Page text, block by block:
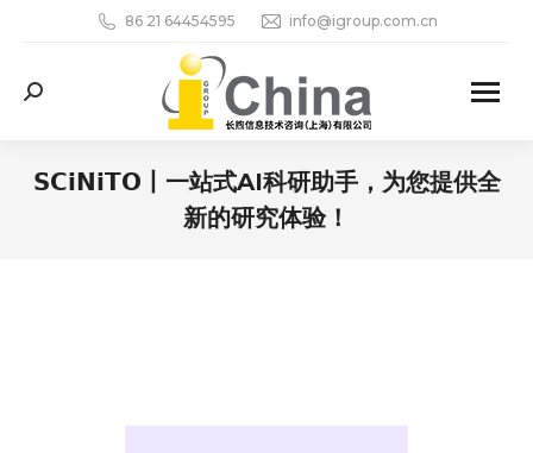
86 21 64454595 info@igroup.com.cn
Search:
𝗦𝗖𝗶𝗡𝗶𝗧𝗢丨一站式AI科研助手，为您提供全
新的研究体验！